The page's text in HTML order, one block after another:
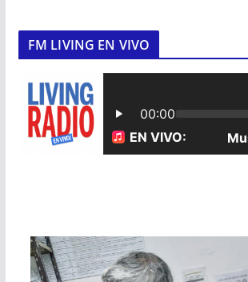
FM LIVING EN VIVO